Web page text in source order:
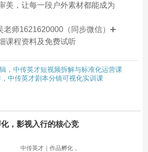
美，让每一段户外素材都能成为
老师1621620000（同步微信）➕
课程资料及免费试听
，中传英才短视频拆解与标准化运营课
中传英才剧本分镜可视化实训课
，影视入行的核心竞
作品孵化，